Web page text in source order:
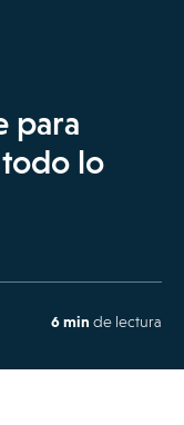
para
todo lo
6 min de lectura